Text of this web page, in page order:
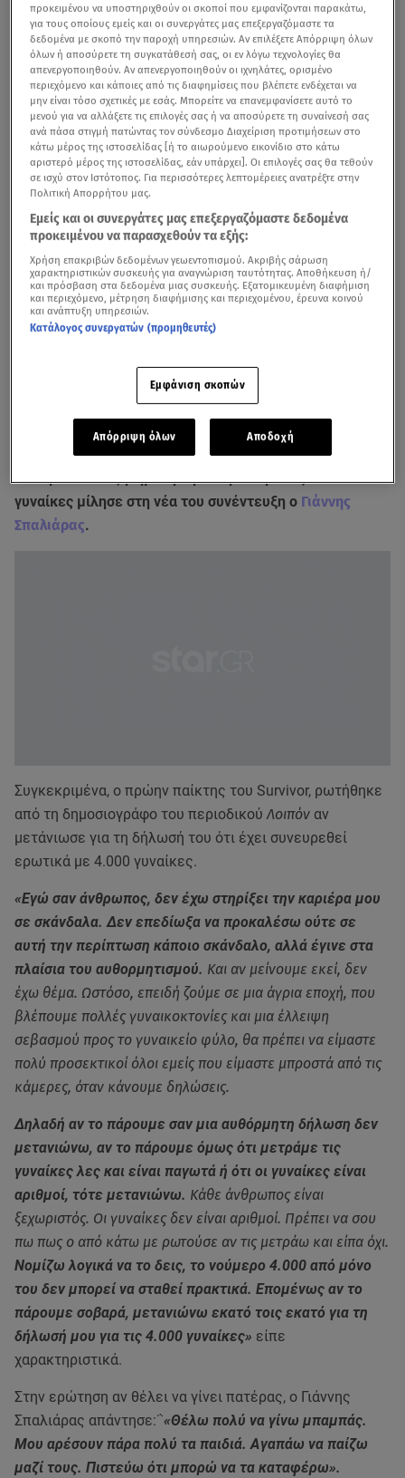
Βίντεο από το Mega Καλημέρα
Για την πολυσυζητημένη δήλωσή του για τις 4.000
γυναίκες μίλησε στη νέα του συνέντευξη ο Γιάννης
Σπαλιάρας.
Συγκεκριμένα, ο πρώην παίκτης του Survivor, ρωτήθηκε
από τη δημοσιογράφο του περιοδικούΛοιπόν αν
μετάνιωσε για τη δήλωσή του ότι έχει συνευρεθεί
ερωτικά με 4.000 γυναίκες.
«Εγώ σαν άνθρωπος, δεν έχω στηρίξει την καριέρα μου
σε σκάνδαλα. Δεν επεδίωξα να προκαλέσω ούτε σε
αυτή την περίπτωση κάποιο σκάνδαλο, αλλά έγινε στα
πλαίσια του αυθορμητισμού. Και αν μείνουμε εκεί, δεν
έχω θέμα. Ωστόσο, επειδή ζούμε σε μια άγρια εποχή, που
βλέπουμε πολλές γυναικοκτονίες και μια έλλειψη
σεβασμού προς το γυναικείο φύλο, θα πρέπει να είμαστε
πολύ προσεκτικοί όλοι εμείς που είμαστε μπροστά από τις
κάμερες, όταν κάνουμε δηλώσεις.
Δηλαδή αν το πάρουμε σαν μια αυθόρμητη δήλωση δεν
μετανιώνω, αν το πάρουμε όμως ότι μετράμε τις
γυναίκες λες και είναι παγωτά ή ότι οι γυναίκες είναι
αριθμοί, τότε μετανιώνω. Κάθε άνθρωπος είναι
ξεχωριστός. Οι γυναίκες δεν είναι αριθμοί. Πρέπει να σου
πω πως ο από κάτω με ρωτούσε αν τις μετράω και είπα όχι.
Νομίζω λογικά να το δεις, το νούμερο 4.000 από μόνο
του δεν μπορεί να σταθεί πρακτικά. Επομένως αν το
πάρουμε σοβαρά, μετανιώνω εκατό τοις εκατό για τη
δήλωσή μου για τις 4.000 γυναίκες» είπε
χαρακτηριστικά.
Στην ερώτηση αν θέλει να γίνει πατέρας, ο Γιάννης
Σπαλιάρας απάντησε:΅«Θέλω πολύ να γίνω μπαμπάς.
Μου αρέσουν πάρα πολύ τα παιδιά. Αγαπάω να παίζω
μαζί τους. Πιστεύω ότι μπορώ να τα καταφέρω».
προκειμένου να υποστηριχθούν οι σκοποί που εμφανίζονται παρακάτω,
για τους οποίους εμείς και οι συνεργάτες μας επεξεργαζόμαστε τα
δεδομένα με σκοπό την παροχή υπηρεσιών. Αν επιλέξετε Απόρριψη όλων
όλων ή αποσύρετε τη συγκατάθεσή σας, οι εν λόγω τεχνολογίες θα
απενεργοποιηθούν. Αν απενεργοποιηθούν οι ιχνηλάτες, ορισμένο
περιεχόμενο και κάποιες από τις διαφημίσεις που βλέπετε ενδέχεται να
μην είναι τόσο σχετικές με εσάς. Μπορείτε να επανεμφανίσετε αυτό το
μενού για να αλλάξετε τις επιλογές σας ή να αποσύρετε τη συναίνεσή σας
ανά πάσα στιγμή πατώντας τον σύνδεσμο Διαχείριση προτιμήσεων στο
κάτω μέρος της ιστοσελίδας [ή το αιωρούμενο εικονίδιο στο κάτω
αριστερό μέρος της ιστοσελίδας, εάν υπάρχει]. Οι επιλογές σας θα τεθούν
σε ισχύ στον Ιστότοπος. Για περισσότερες λεπτομέρειες ανατρέξτε στην
Πολιτική Απορρήτου μας.
Εμείς και οι συνεργάτες μας επεξεργαζόμαστε δεδομένα
προκειμένου να παρασχεθούν τα εξής:
Χρήση επακριβών δεδομένων γεωεντοπισμού. Ακριβής σάρωση
χαρακτηριστικών συσκευής για αναγνώριση ταυτότητας. Αποθήκευση ή/
και πρόσβαση στα δεδομένα μιας συσκευής. Εξατομικευμένη διαφήμιση
και περιεχόμενο, μέτρηση διαφήμισης και περιεχομένου, έρευνα κοινού
και ανάπτυξη υπηρεσιών.
Κατάλογος συνεργατών (προμηθευτές)
Εμφάνιση σκοπών
Απόρριψη όλων Αποδοχή